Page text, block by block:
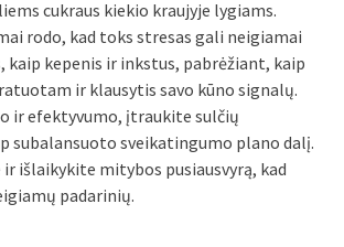
cukraus kiekio kraujyje lygiams.
rodo, kad toks stresas gali neigiamai
kaip kepenis ir inkstus, pabrėžiant, kaip
ir klausytis savo kūno signalų.
ir efektyvumo, įtraukite sulčių
subalansuoto sveikatingumo plano dalį.
išlaikykite mitybos pusiausvyrą, kad
padarinių.